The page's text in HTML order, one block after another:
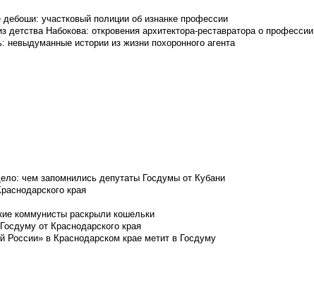
участковый полиции об изнанке профессии
Набокова: откровения архитектора-реставратора о профессии
истории из жизни похоронного агента
чем запомнились депутаты Госдумы от Кубани
края
коммунисты раскрыли кошельки
от Краснодарского края
России» в Краснодарском крае метит в Госдуму